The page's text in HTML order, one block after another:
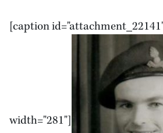
[caption
width="281"]